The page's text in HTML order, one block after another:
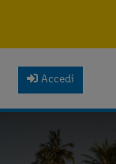
Accedi